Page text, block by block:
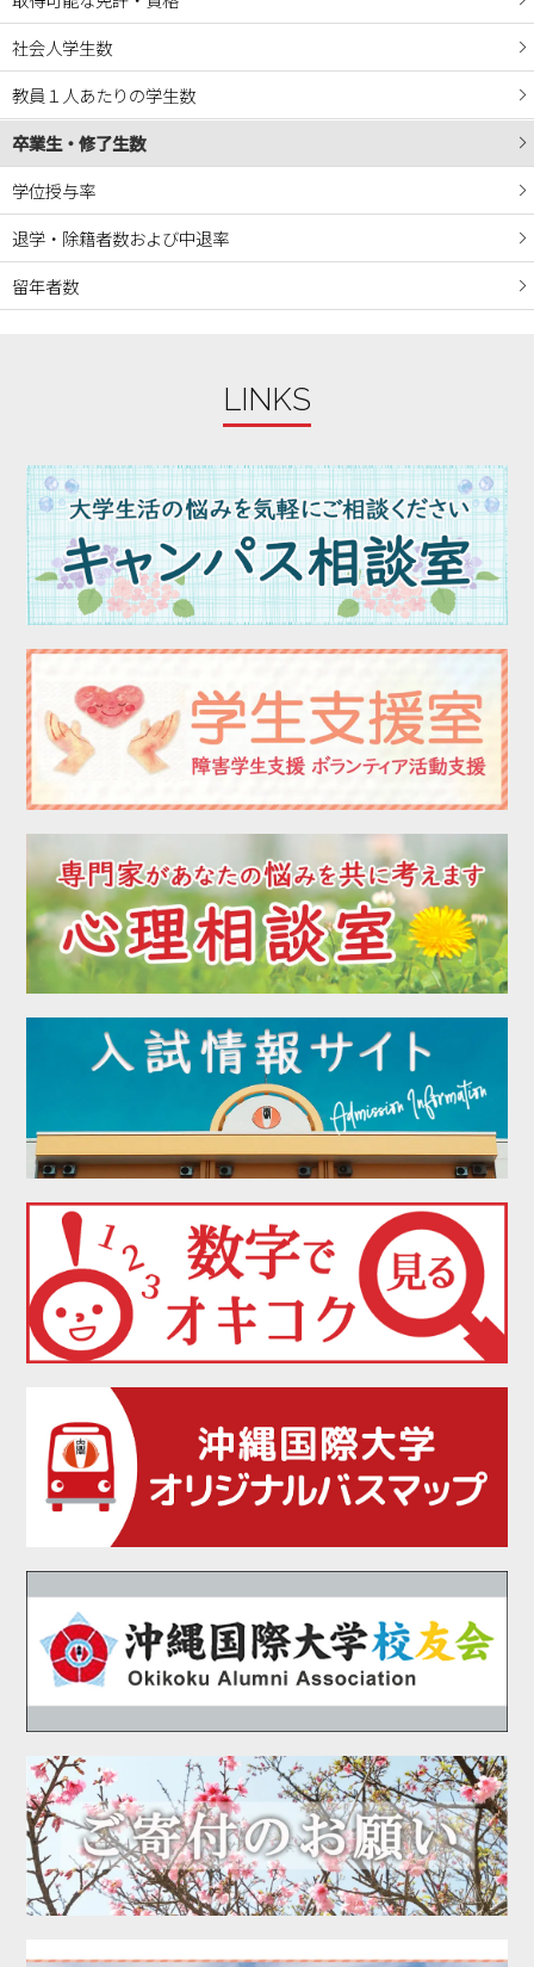
社会人学生数
教員１人あたりの学生数
卒業生・修了生数
学位授与率
退学・除籍者数および中退率
留年者数
LINKS